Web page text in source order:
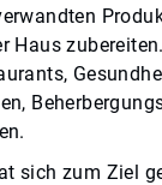
Haus
sich zum Ziel